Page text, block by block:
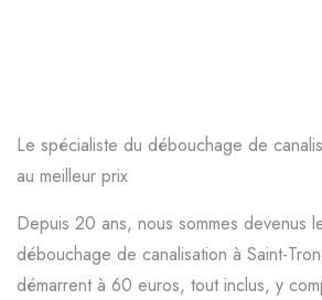
Le spécialiste du débouchage de
au meilleur prix
Depuis 20 ans, nous sommes devenus
débouchage de canalisation à Saint-
démarrent à 60 euros, tout inclus, y